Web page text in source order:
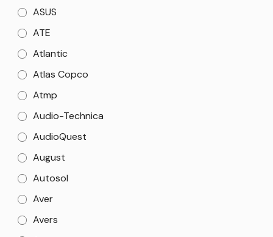
ASUS
ATE
Atlantic
Atlas Copco
Atmp
Audio-Technica
AudioQuest
August
Autosol
Aver
Avers